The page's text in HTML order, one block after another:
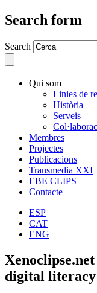
Search form
Search
Qui som
Linies de
Història
Serveis
Membres
Projectes
Publicacions
Transmedia XXI
EBE CLIPS
Contacte
ESP
CAT
ENG
digital literacy